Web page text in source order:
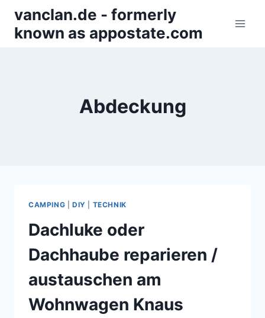
Inhalt
springen
vanclan.de - formerly
known as appostate.com
Abdeckung
CAMPING DIY TECHNIK
Dachluke oder
Dachhaube reparieren /
austauschen am
Wohnwagen Knaus